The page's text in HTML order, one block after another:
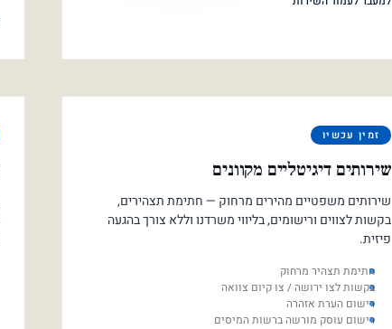
זמין עכשיו
שירותים דיגיטליים מקוונים
שירותים משפטיים מהירים מרחוק — חתימת תצהירים,
בקשות לצווים ורישומים, בליווי משרדנו וללא צורך בהגעה
פיזית.
חתימת תצהיר מרחוק
בקשות לצו ירושה / צו קיום צוואה
רישום הערת אזהרה
רישום עוסק מורשה ברשות המיסים